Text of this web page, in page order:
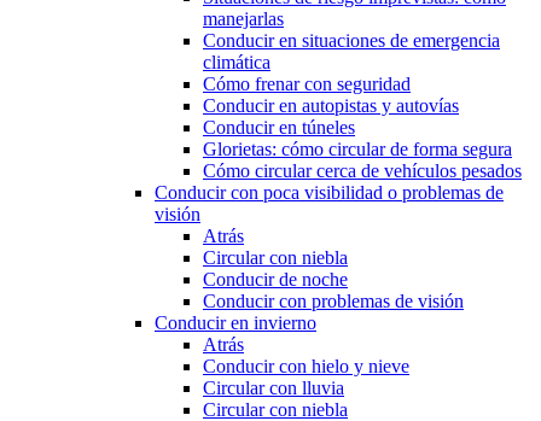
manejarlas
Conducir en situaciones de emergencia
climática
Cómo frenar con seguridad
Conducir en autopistas y autovías
Conducir en túneles
Glorietas: cómo circular de forma segura
Cómo circular cerca de vehículos pesados
Conducir con poca visibilidad o problemas de
visión
Atrás
Circular con niebla
Conducir de noche
Conducir con problemas de visión
Conducir en invierno
Atrás
Conducir con hielo y nieve
Circular con lluvia
Circular con niebla